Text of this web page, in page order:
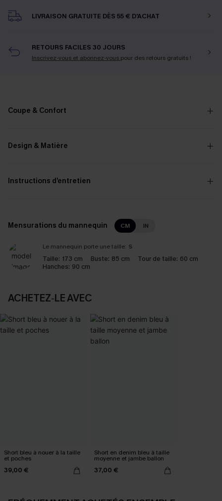
LIVRAISON GRATUITE DÈS 55 € D'ACHAT
RETOURS FACILES 30 JOURS
Inscrivez-vous et abonnez-vous pour des retours gratuits !
Coupe & Confort
Design & Matière
Instructions d’entretien
Mensurations du mannequin CM IN
Le mannequin porte une taille: S
Taille: 173 cm Buste: 85 cm Tour de taille: 60 cm
Hanches: 90 cm
ACHETEZ‑LE AVEC
Short bleu à nouer à la taille
et poches
39,00 €
Short en denim bleu à taille
moyenne et jambe ballon
37,00 €